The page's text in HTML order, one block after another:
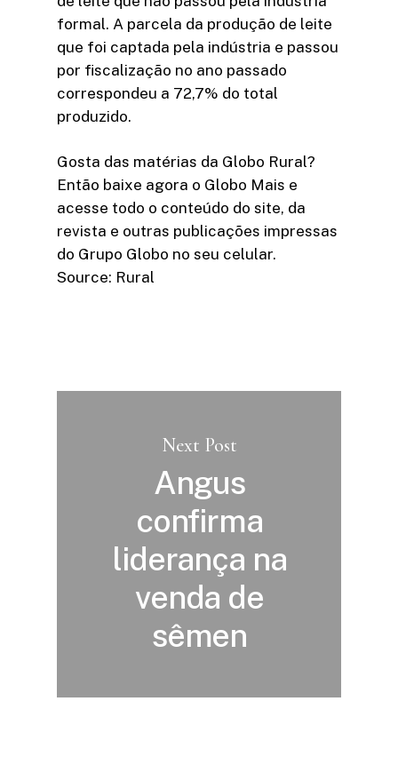
formal. A parcela da produção de leite
que foi captada pela indústria e passou
por fiscalização no ano passado
correspondeu a 72,7% do total
produzido.
Gosta das matérias da Globo Rural?
Então baixe agora o Globo Mais e
acesse todo o conteúdo do site, da
revista e outras publicações impressas
do Grupo Globo no seu celular.
Source: Rural
Next Post
Angus
confirma
liderança na
venda de
sêmen